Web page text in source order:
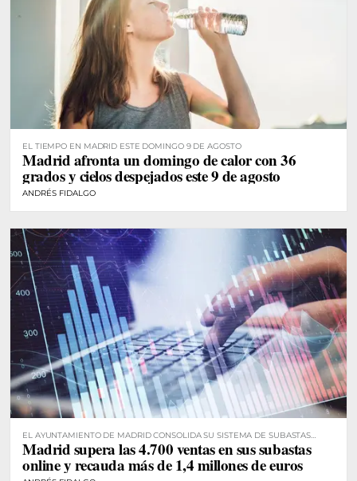
EL TIEMPO EN MADRID ESTE DOMINGO 9 DE AGOSTO
Madrid afronta un domingo de calor con 36
grados y cielos despejados este 9 de agosto
ANDRÉS FIDALGO
EL AYUNTAMIENTO DE MADRID CONSOLIDA SU SISTEMA DE SUBASTAS
DIGITALES
Madrid supera las 4.700 ventas en sus subastas
online y recauda más de 1,4 millones de euros